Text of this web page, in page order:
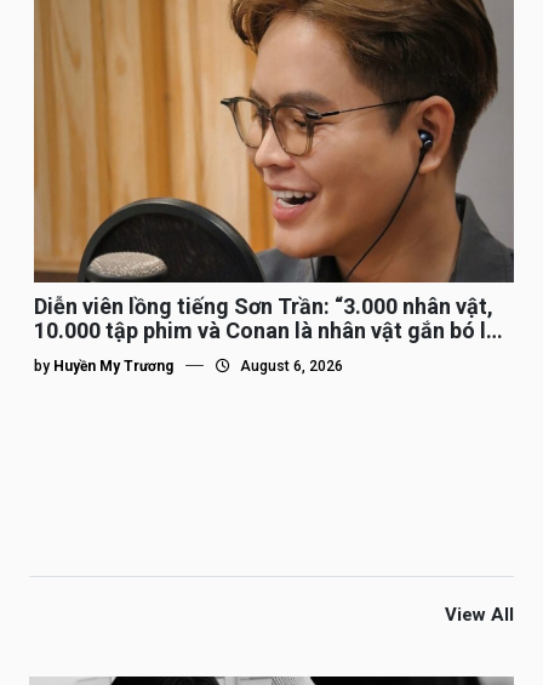
Diễn viên lồng tiếng Sơn Trần: “3.000 nhân vật,
10.000 tập phim và Conan là nhân vật gắn bó lâu
nhất”
by Huyền My Trương August 6, 2026
View All